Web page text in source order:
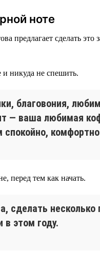
ноте
предлагает сделать это
и никуда не спешить.
благовония,
— ваша любимая
перед тем как начать.
сделать
этом году.